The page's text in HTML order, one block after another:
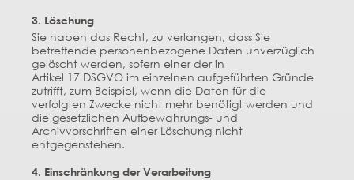
3. Löschung
Sie haben das Recht, zu verlangen, dass Sie
betreffende personenbezogene Daten unverzüglich
gelöscht werden, sofern einer der in
Artikel 17 DSGVO im einzelnen aufgeführten Gründe
zutrifft, zum Beispiel, wenn die Daten für die
verfolgten Zwecke nicht mehr benötigt werden und
die gesetzlichen Aufbewahrungs- und
Archivvorschriften einer Löschung nicht
entgegenstehen.
4. Einschränkung der Verarbeitung